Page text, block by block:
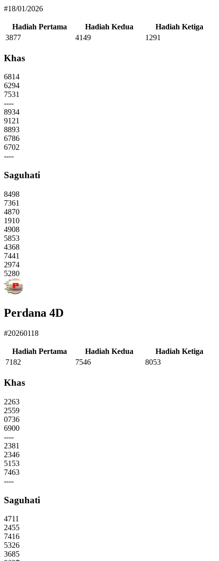
#18/01/2026
Hadiah Pertama Hadiah Kedua
Hadiah Ketiga
3877
4149 1291
Khas
6814
6294
7531
----
8934
9121
8893
6786
6702
----
Saguhati
8498
7361
4870
1910
4908
5853
4368
7441
2974
5280
Perdana 4D
#20260118
Hadiah Pertama Hadiah Kedua
Hadiah Ketiga
7182
7546 8053
Khas
2263
2559
0736
6900
----
2381
2346
5153
7463
----
Saguhati
4711
2455
7416
5326
3685